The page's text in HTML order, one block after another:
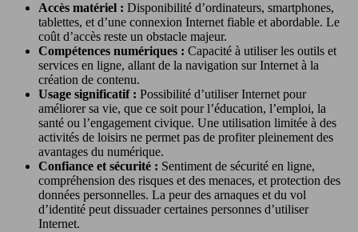
Accès matériel : Disponibilité d’ordinateurs, smartphones,
tablettes, et d’une connexion Internet fiable et abordable. Le
coût d’accès reste un obstacle majeur.
Compétences numériques : Capacité à utiliser les outils et
services en ligne, allant de la navigation sur Internet à la
création de contenu.
Usage significatif : Possibilité d’utiliser Internet pour
améliorer sa vie, que ce soit pour l’éducation, l’emploi, la
santé ou l’engagement civique. Une utilisation limitée à des
activités de loisirs ne permet pas de profiter pleinement des
avantages du numérique.
Confiance et sécurité : Sentiment de sécurité en ligne,
compréhension des risques et des menaces, et protection des
données personnelles. La peur des arnaques et du vol
d’identité peut dissuader certaines personnes d’utiliser
Internet.